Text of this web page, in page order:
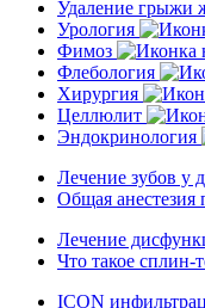
Удаление грыжи
Урология
Фимоз
Флебология
Хирургия
Целлюлит
Эндокринология
Лечение зубов у
Общая анестезия
Лечение
Что такое сплин-
ICON